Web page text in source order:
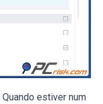
Quando estiver num